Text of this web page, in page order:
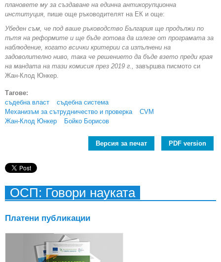
плановете му за създаване на единна антикорупционна
институция, пише още ръководителят на ЕК и още:
Убеден съм, че под ваше ръководство България ще продължи по
пътя на реформите и ще бъде готова да излезе от програмата за
наблюдение, когато всички критерии са изпълнени на
задоволително ниво, така че решението да бъде взето преди края
на мандата на тази комисия през 2019 г., завършва писмото си
Жан-Клод Юнкер.
Тагове:
съдебна власт
съдебна система
Механизъм за сътрудничество и проверка
CVM
Жан-Клод Юнкер
Бойко Борисов
Версия за печат PDF version
ОСП: Говори науката
Платени публикации